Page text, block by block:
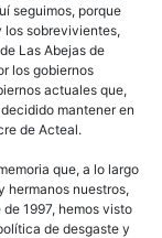
seguimos, porque
los sobrevivientes,
Las Abejas de
los gobiernos
actuales que,
mantener en
de Acteal.
que, a lo largo
hermanos nuestros,
1997, hemos visto
de desgaste y